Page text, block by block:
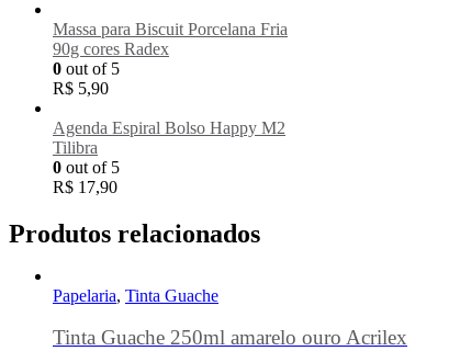
Massa para Biscuit Porcelana Fria
90g cores Radex
0 out of 5
R$ 5,90
Agenda Espiral Bolso Happy M2
Tilibra
0 out of 5
R$ 17,90
Produtos relacionados
Papelaria, Tinta Guache
Tinta Guache 250ml amarelo ouro Acrilex